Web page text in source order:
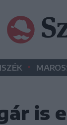
•
is